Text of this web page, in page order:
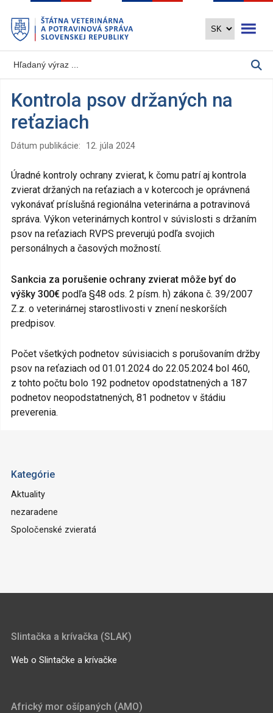
hlavný
obsah
Kontrola psov držaných na
reťaziach
Dátum publikácie: 12. júla 2024
Úradné kontroly ochrany zvierat, k čomu patrí aj kontrola
zvierat držaných na reťaziach a v kotercoch je oprávnená
vykonávať príslušná regionálna veterinárna a potravinová
správa. Výkon veterinárnych kontrol v súvislosti s držaním
psov na reťaziach RVPS preverujú podľa svojich
personálnych a časových možností.
Sankcia za porušenie ochrany zvierat môže byť do
výšky 300€ podľa §48 ods. 2 písm. h) zákona č. 39/2007
Z.z. o veterinárnej starostlivosti v znení neskorších
predpisov.
Počet všetkých podnetov súvisiacich s porušovaním držby
psov na reťaziach od 01.01.2024 do 22.05.2024 bol 460,
z tohto počtu bolo 192 podnetov opodstatnených a 187
podnetov neopodstatnených, 81 podnetov v štádiu
preverenia.
Kategórie
Aktuality
nezaradene
Spoločenské zvieratá
Slintačka a krívačka (SLAK)
Web o Slintačke a krívačke
Africký mor ošípaných (AMO)